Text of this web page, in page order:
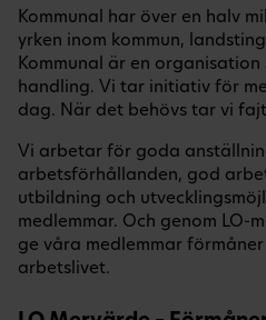
Kommunal har över en halv
yrken inom kommun,
Kommunal är en
handling. Vi tar initiativ för
dag. När det behövs tar vi
Vi arbetar för goda
arbetsförhållanden, god
utbildning och
medlemmar. Och genom LO-
ge våra medlemmar
arbetslivet.